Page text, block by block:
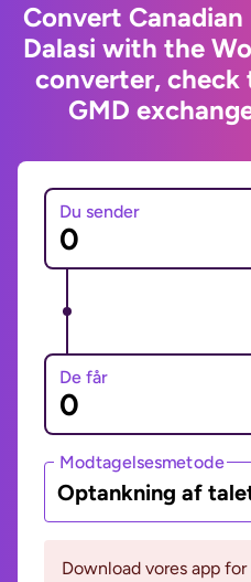
Convert
Dalasi with the
converter, check
GMD
Du sender
De får
Modtagelsesmetode
Optankning af
Download vores app